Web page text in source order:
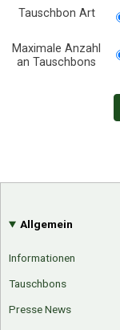
Tauschbon Art
Maximale Anzahl
an Tauschbons
Allgemein
Informationen
Tauschbons
Presse News